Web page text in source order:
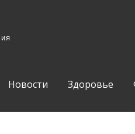
Новости Здоровье